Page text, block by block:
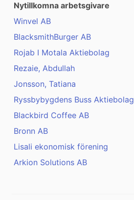
Nytillkomna arbetsgivare
Winvel AB
BlacksmithBurger AB
Rojab I Motala Aktiebolag
Rezaie, Abdullah
Jonsson, Tatiana
Ryssbybygdens Buss Aktiebolag
Blackbird Coffee AB
Bronn AB
Lisali ekonomisk förening
Arkion Solutions AB